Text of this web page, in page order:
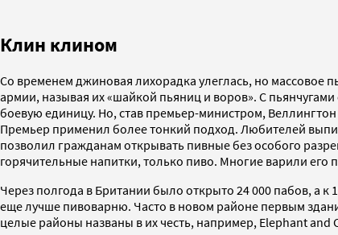
Клин клином
Со временем джиновая лихорадка улеглась, но массовое
армии, называя их «шайкой пьяниц и воров». С
боевую единицу. Но, став премьер-министром,
Премьер применил более тонкий подход. Любителей
позволил гражданам открывать пивные без особого
горячительные напитки, только пиво. Многие варили
Через полгода в Британии было открыто 24 000 пабов, а к
еще лучше пивоварню. Часто в новом районе первым
целые районы названы в их честь, например, Elephant and